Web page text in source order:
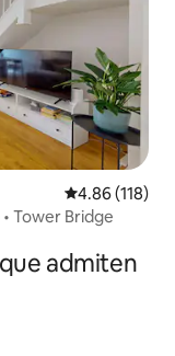
Calificación
4.86 (118)
Tower Bridge
admiten